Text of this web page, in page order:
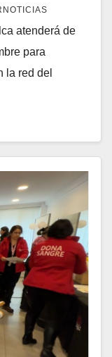
atenderá de
para
la red del